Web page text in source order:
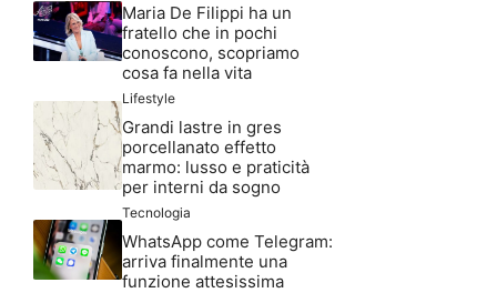
Maria De Filippi ha un
fratello che in pochi
conoscono, scopriamo
cosa fa nella vita
Lifestyle
Grandi lastre in gres
porcellanato effetto
marmo: lusso e praticità
per interni da sogno
Tecnologia
WhatsApp come Telegram:
arriva finalmente una
funzione attesissima